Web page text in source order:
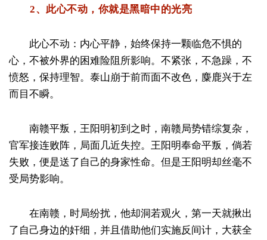
2、此心不动，你就是黑暗中的光亮
此心不动：内心平静，始终保持一颗临危不惧的
心，不被外界的困难险阻所影响。不紧张，不急躁，不
愤怒，保持理智。泰山崩于前而面不改色，麋鹿兴于左
而目不瞬。
南赣平叛，王阳明初到之时，南赣局势错综复杂，
官军接连败阵，局面几近失控。王阳明奉命平叛，倘若
失败，便是送了自己的身家性命。但是王阳明却丝毫不
受局势影响。
在南赣，时局纷扰，他却洞若观火，第一天就揪出
了自己身边的奸细，并且借助他们实施反间计，大获全